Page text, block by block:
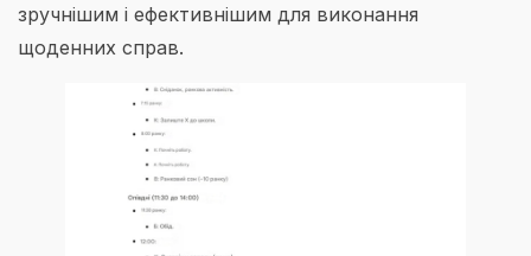
зручнішим і ефективнішим для виконання
щоденних справ.